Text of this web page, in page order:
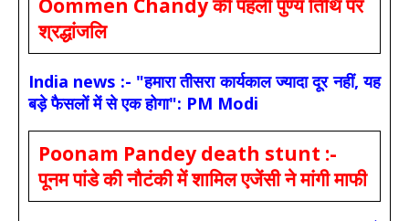
Oommen Chandy की पहली पुण्य तिथि पर
श्रद्धांजलि
India news :- "हमारा तीसरा कार्यकाल ज्यादा दूर नहीं, यह
बड़े फैसलों में से एक होगा": PM Modi
Poonam Pandey death stunt :-
पूनम पांडे की नौटंकी में शामिल एजेंसी ने मांगी माफी